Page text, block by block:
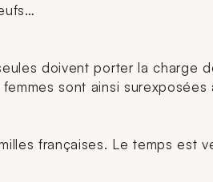
doivent porter la charge
sont ainsi
françaises. Le temps